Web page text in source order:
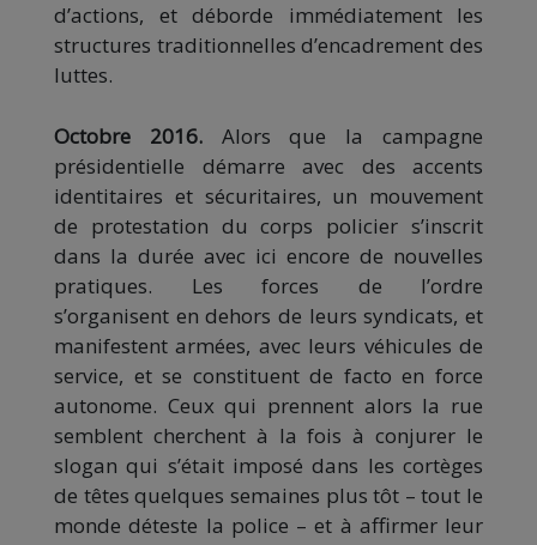
d’actions, et déborde immédiatement les
structures traditionnelles d’encadrement des
luttes.
Octobre 2016.Alors que la campagne
présidentielle démarre avec des accents
identitaires et sécuritaires, un mouvement
de protestation du corps policier s’inscrit
dans la durée avec ici encore de nouvelles
pratiques. Les forces de l’ordre
s’organisent en dehors de leurs syndicats, et
manifestent armées, avec leurs véhicules de
service, et se constituent de facto en force
autonome. Ceux qui prennent alors la rue
semblent cherchent à la fois à conjurer le
slogan qui s’était imposé dans les cortèges
de têtes quelques semaines plus tôt – tout le
monde déteste la police – et à affirmer leur